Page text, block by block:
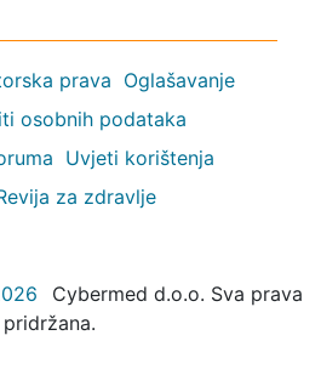
prava Oglašavanje
osobnih podataka
Uvjeti korištenja
za zdravlje
Cybermed d.o.o. Sva prava
pridržana.